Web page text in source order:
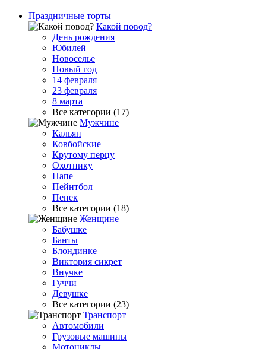
Праздничные торты
Какой повод?
День рождения
Юбилей
Новоселье
Новый год
14 февраля
23 февраля
8 марта
Все категории (17)
Мужчине
Кальян
Ковбойские
Крутому перцу
Охотнику
Папе
Пейнтбол
Пенек
Все категории (18)
Женщине
Бабушке
Банты
Блондинке
Виктория сикрет
Внучке
Гуччи
Девушке
Все категории (23)
Транспорт
Автомобили
Грузовые машины
Мотоциклы